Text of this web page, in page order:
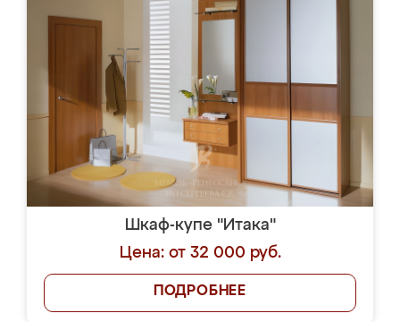
Шкаф-купе "Итака"
Цена: от 32 000 руб.
ПОДРОБНЕЕ